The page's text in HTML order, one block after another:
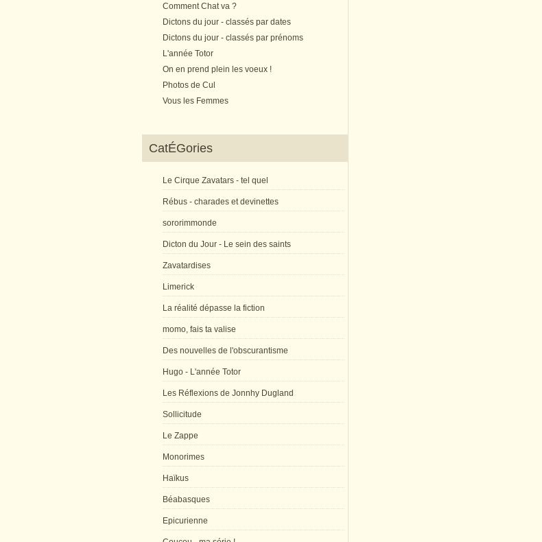
Comment Chat va ?
Dictons du jour - classés par dates
Dictons du jour - classés par prénoms
L'année Totor
On en prend plein les voeux !
Photos de Cul
Vous les Femmes
CatÉGories
Le Cirque Zavatars - tel quel
Rébus - charades et devinettes
sororimmonde
Dicton du Jour - Le sein des saints
Zavatardises
Limerick
La réalité dépasse la fiction
momo, fais ta valise
Des nouvelles de l'obscurantisme
Hugo - L'année Totor
Les Réflexions de Jonnhy Dugland
Sollicitude
Le Zappe
Monorimes
Haïkus
Béabasques
Epicurienne